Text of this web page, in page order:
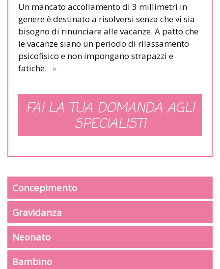
Un mancato accollamento di 3 millimetri in
genere è destinato a risolversi senza che vi sia
bisogno di rinunciare alle vacanze. A patto che
le vacanze siano un periodo di rilassamento
psicofisico e non impongano strapazzi e
fatiche. »
FAI LA TUA DOMANDA AGLI
SPECIALISTI
Concepimento
Gravidanza
Neonato
Bambino